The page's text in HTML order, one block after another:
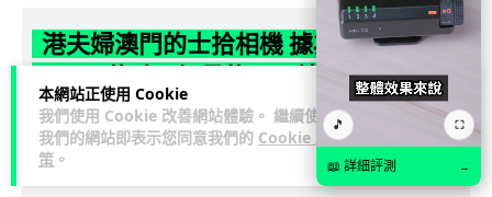
本網站正使用 Cookie
我們使用 Cookie 改善網站體驗。 繼續使用
我們的網站即表示您同意我們的 Cookie 政
策 。
港夫婦澳門的士拾相機 據為己有被的士
Cam 睇到 2 個月後再入境被捕
一對香港夫婦今年 5 月遊澳門乘的士拾獲他人遺留相機及電
池，拾遺不報並帶返香港自用。兩人本月 2 日經港珠澳大橋再
閱讀全文
🎵 ⛶
📖 詳細評測 →